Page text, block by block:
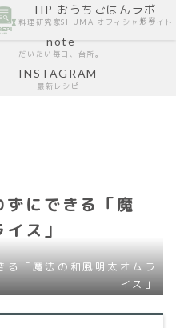
HP おうちごはんラボ
料理研究家SHUMA オフィシャルサイト
note
だいたい毎日、台所。
INSTAGRAM
最新レシピ
にできる「魔
ス」
る「魔法の和風明太オムラ
イス」
検索